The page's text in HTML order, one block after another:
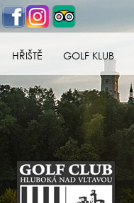
HŘIŠTĚ GOLF KLUB
Golf klub Hluboká
nad Vltavou